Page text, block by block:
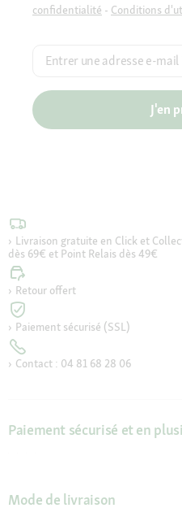
confidentialité - Conditions
Entrer une adresse e-mail
J'en
Livraison gratuite en Click et
dès 69€ et Point Relais dès 49€
Retour offert
Paiement sécurisé (SSL)
Contact : 04 81 68 28 06
Paiement sécurisé et en
Mode de livraison